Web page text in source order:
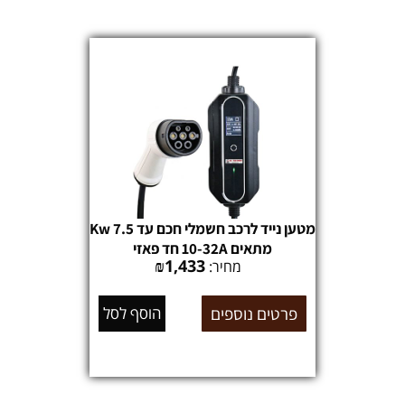
מטען נייד לרכב חשמלי חכם עד 7.5 Kw
מתאים 10-32A חד פאזי
מחיר:
₪1,433
פרטים נוספים הוסף לסל